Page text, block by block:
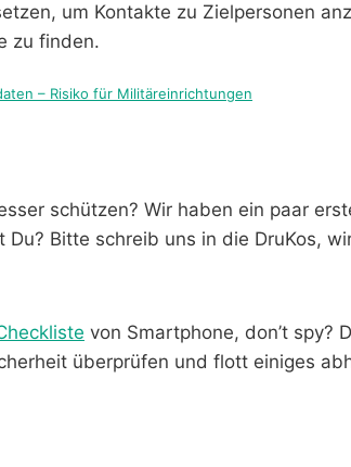
um Kontakte zu Zielpersonen
zu finden.
– Risiko für Militäreinrichtungen
schützen? Wir haben ein paar
Du? Bitte schreib uns in die DruKos,
e von Smartphone, don’t spy?
überprüfen und flott einiges